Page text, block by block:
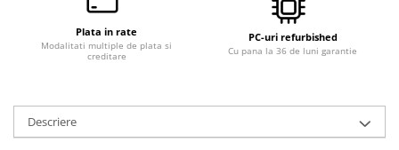
Calculatoare All-in-One NOI
All-in-One REFURBISHED
Calculatoare All-in-One RENEW
Monitoare
Monitoare NOI
Plata in rate
Modalitati multiple de plata si
creditare
PC-uri refurbished
Cu pana la 36 de luni garantie
Descriere